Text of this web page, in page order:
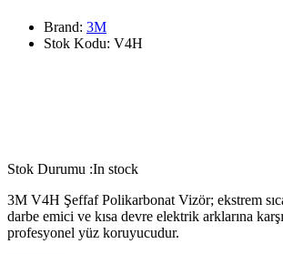
Brand: 3M
Stok Kodu: V4H
Stok Durumu :In stock
3M V4H Şeffaf Polikarbonat Vizör; ekstrem
darbe emici ve kısa devre elektrik arklarına
profesyonel yüz koruyucudur.